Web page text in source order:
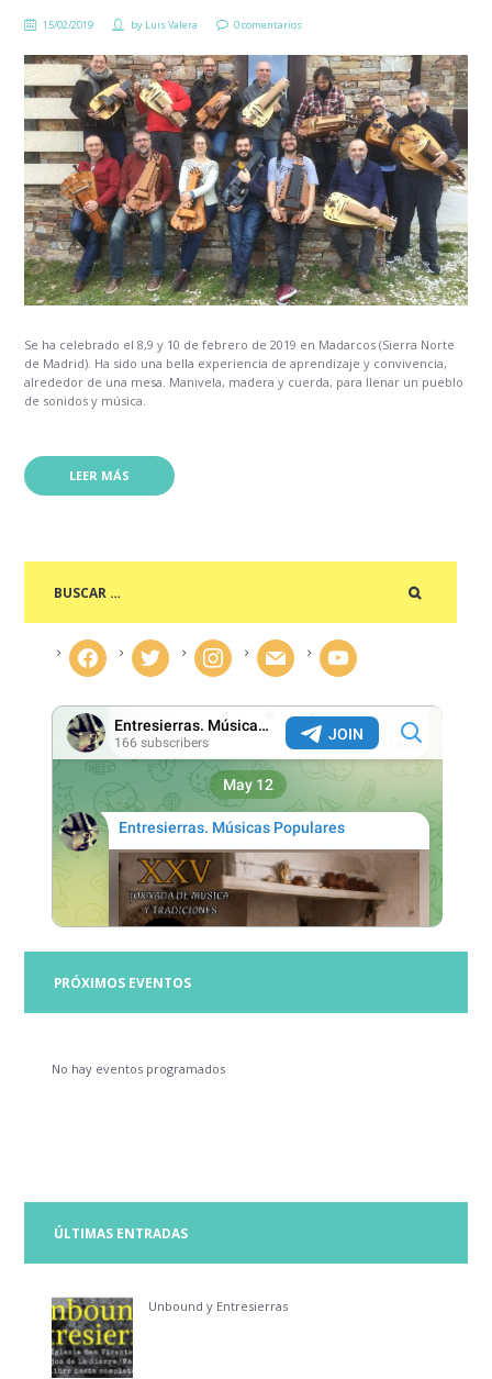
15/02/2019 by Luis Valera 0 comentarios
Se ha celebrado el 8,9 y 10 de febrero de 2019 en Madarcos (Sierra Norte
de Madrid). Ha sido una bella experiencia de aprendizaje y convivencia,
alrededor de una mesa. Manivela, madera y cuerda, para llenar un pueblo
de sonidos y música.
LEER MÁS
facebook twitter instagram mail youtube
PRÓXIMOS EVENTOS
No hay eventos programados
ÚLTIMAS ENTRADAS
Unbound y Entresierras